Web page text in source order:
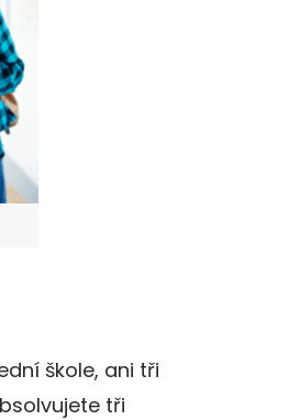
škole, ani tři
tři